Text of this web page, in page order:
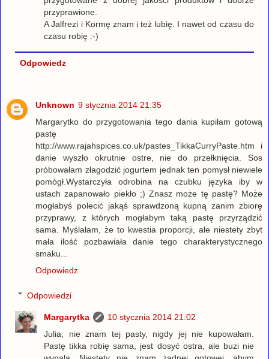
przyprawione.
A Jalfrezi i Kormę znam i też lubię. I nawet od czasu do
czasu robię :-)
Odpowiedz
Unknown 9 stycznia 2014 21:35
Margarytko do przygotowania tego dania kupiłam gotową
pastę
http://www.rajahspices.co.uk/pastes_TikkaCurryPaste.htm i
danie wyszło okrutnie ostre, nie do przełknięcia. Sos
próbowałam złagodzić jogurtem jednak ten pomysł niewiele
pomógł.Wystarczyła odrobina na czubku języka iby w
ustach zapanowało piekło ;) Znasz może tę pastę? Może
mogłabyś polecić jakąś sprawdzoną kupną zanim zbiorę
przyprawy, z których mogłabym taką pastę przyrządzić
sama. Myślałam, że to kwestia proporcji, ale niestety zbyt
mała ilość pozbawiała danie tego charakterystycznego
smaku...
Odpowiedz
Odpowiedzi
Margarytka
10 stycznia 2014 21:02
Julia, nie znam tej pasty, nigdy jej nie kupowałam.
Pastę tikka robię sama, jest dosyć ostra, ale buzi nie